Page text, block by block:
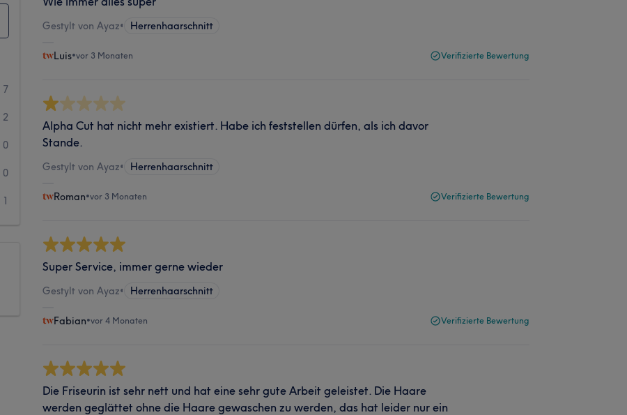
7
2
0
0
1
Gestylt von Ayaz• Herrenhaarschnitt
Luis•vor 3 Monaten Verifizierte Bewertung
Alpha Cut hat nicht mehr existiert. Habe ich feststellen dürfen, als ich davor
Stande.
Gestylt von Ayaz• Herrenhaarschnitt
Roman•vor 3 Monaten Verifizierte Bewertung
Super Service, immer gerne wieder
Gestylt von Ayaz• Herrenhaarschnitt
Fabian•vor 4 Monaten Verifizierte Bewertung
Die Friseurin ist sehr nett und hat eine sehr gute Arbeit geleistet. Die Haare
werden geglättet ohne die Haare gewaschen zu werden, das hat leider nur ein